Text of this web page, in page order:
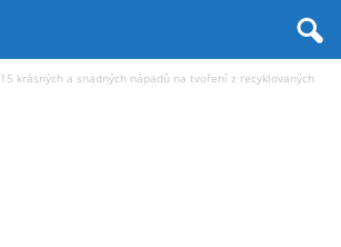
15 krásných a snadných nápadů na tvoření z recyklovaných